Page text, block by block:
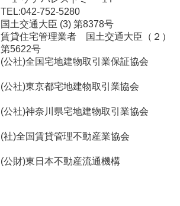
TEL:042-752-5280
国土交通大臣 (3) 第8378号
賃貸住宅管理業者 国土交通大臣（２）
第5622号
(公社)全国宅地建物取引業保証協会
(公社)東京都宅地建物取引業協会
(公社)神奈川県宅地建物取引業協会
(社)全国賃貸管理不動産業協会
(公財)東日本不動産流通機構